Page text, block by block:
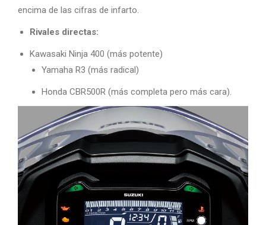
encima de las cifras de infarto.
Rivales directas:
Kawasaki Ninja 400 (más potente)
Yamaha R3 (más radical)
Honda CBR500R (más completa pero más cara).